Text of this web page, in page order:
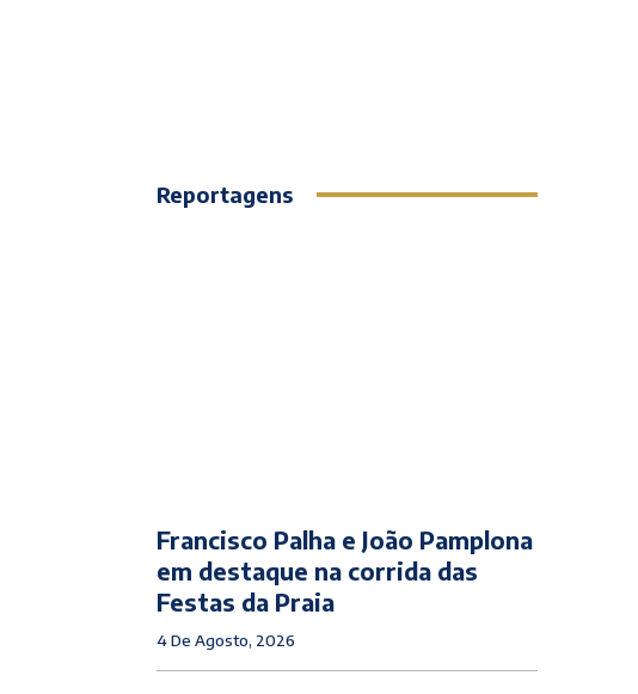
Reportagens
Francisco Palha e João Pamplona
em destaque na corrida das
Festas da Praia
4 De Agosto, 2026